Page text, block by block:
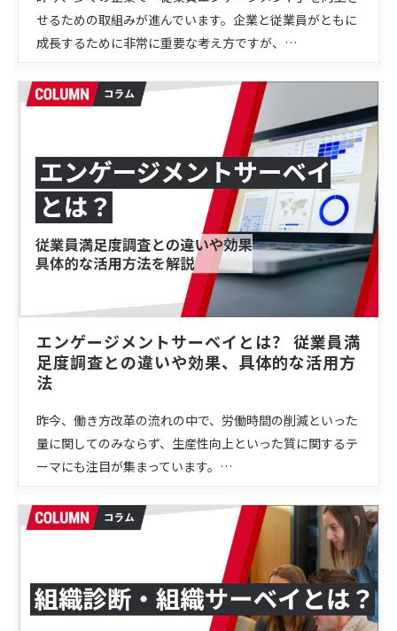
せるための取組みが進んでいます。企業と従業員がともに
成長するために非常に重要な考え方ですが、…
エンゲージメントサーベイとは？ 従業員満
足度調査との違いや効果、具体的な活用方
法
昨今、働き方改革の流れの中で、労働時間の削減といった
量に関してのみならず、生産性向上といった質に関するテ
ーマにも注目が集まっています。…